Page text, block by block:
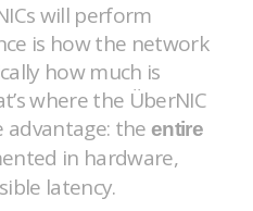
will perform
is how the network
how much is
where the ÜberNIC
the entire
in hardware,
latency.